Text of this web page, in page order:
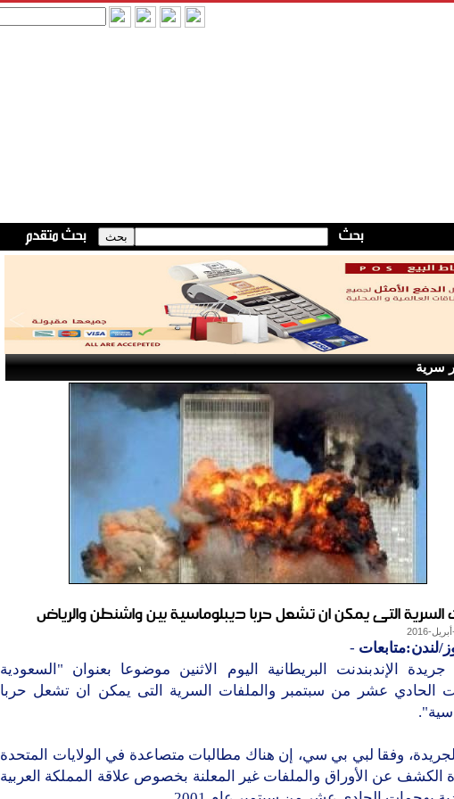
سرية
السرية التى يمكن ان تشعل حربا ديبلوماسية بين واشنطن والرياض
لندن:متابعات -
الإندبندنت البريطانية اليوم الاثنين موضوعا بعنوان "السعودية
الحادي عشر من سبتمبر والملفات السرية التى يمكن ان تشعل حربا
وفقا لبي بي سي، إن هناك مطالبات متصاعدة في الولايات المتحدة
الكشف عن الأوراق والملفات غير المعلنة بخصوص علاقة المملكة العربية